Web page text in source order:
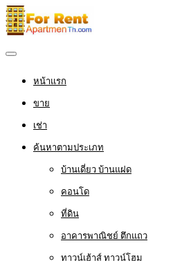
หน้าแรก
ขาย
เช่า
ค้นหาตามประเภท
บ้านเดี่ยว บ้านแฝด
คอนโด
ที่ดิน
อาคารพาณิชย์ ตึกแถว
ทาวน์เฮ้าส์ ทาวน์โฮม